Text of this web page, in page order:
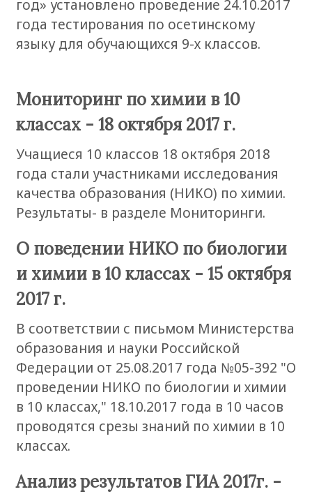
год» установлено проведение 24.10.2017
года тестирования по осетинскому
языку для обучающихся 9-х классов.
Мониторинг по химии в 10
классах - 18 октября 2017 г.
Учащиеся 10 классов 18 октября 2018
года стали участниками исследования
качества образования (НИКО) по химии.
Результаты- в разделе Мониторинги.
О поведении НИКО по биологии
и химии в 10 классах - 15 октября
2017 г.
В соответствии с письмом Министерства
образования и науки Российской
Федерации от 25.08.2017 года №05-392 "О
проведении НИКО по биологии и химии
в 10 классах," 18.10.2017 года в 10 часов
проводятся срезы знаний по химии в 10
классах.
Анализ результатов ГИА 2017г. -